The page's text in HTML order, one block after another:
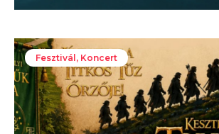
Fesztivál, Koncert